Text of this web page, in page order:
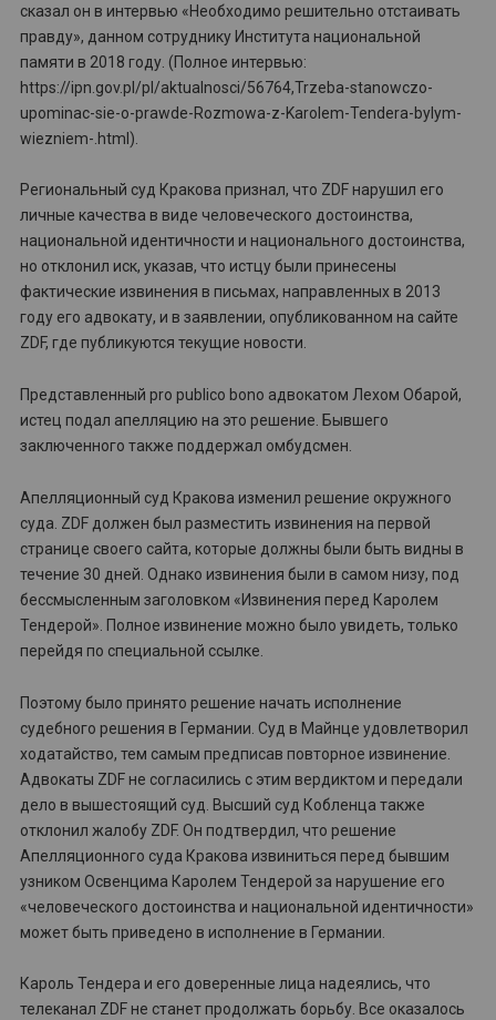
сказал он в интервью «Необходимо решительно отстаивать
правду», данном сотруднику Института национальной
памяти в 2018 году. (Полное интервью:
https://ipn.gov.pl/pl/aktualnosci/56764,Trzeba-stanowczo-
upominac-sie-o-prawde-Rozmowa-z-Karolem-Tendera-bylym-
wiezniem-.html).
Региональный суд Кракова признал, что ZDF нарушил его
личные качества в виде человеческого достоинства,
национальной идентичности и национального достоинства,
но отклонил иск, указав, что истцу были принесены
фактические извинения в письмах, направленных в 2013
году его адвокату, и в заявлении, опубликованном на сайте
ZDF, где публикуются текущие новости.
Представленный pro publico bono адвокатом Лехом Обарой,
истец подал апелляцию на это решение. Бывшего
заключенного также поддержал омбудсмен.
Апелляционный суд Кракова изменил решение окружного
суда. ZDF должен был разместить извинения на первой
странице своего сайта, которые должны были быть видны в
течение 30 дней. Однако извинения были в самом низу, под
бессмысленным заголовком «Извинения перед Каролем
Тендерой». Полное извинение можно было увидеть, только
перейдя по специальной ссылке.
Поэтому было принято решение начать исполнение
судебного решения в Германии. Суд в Майнце удовлетворил
ходатайство, тем самым предписав повторное извинение.
Адвокаты ZDF не согласились с этим вердиктом и передали
дело в вышестоящий суд. Высший суд Кобленца также
отклонил жалобу ZDF. Он подтвердил, что решение
Апелляционного суда Кракова извиниться перед бывшим
узником Освенцима Каролем Тендерой за нарушение его
«человеческого достоинства и национальной идентичности»
может быть приведено в исполнение в Германии.
Кароль Тендера и его доверенные лица надеялись, что
телеканал ZDF не станет продолжать борьбу. Все оказалось